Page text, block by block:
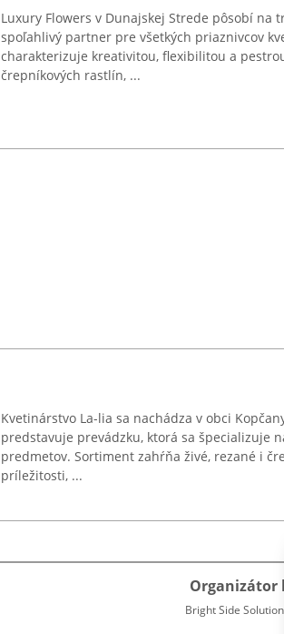
Luxury Flowers v Dunajskej Strede pôsobí na
spoľahlivý partner pre všetkých priaznivcov
charakterizuje kreativitou, flexibilitou a
črepníkových rastlín, ...
Kvetinárstvo La-lia sa nachádza v obci
predstavuje prevádzku, ktorá sa špecializuje
predmetov. Sortiment zahŕňa živé, rezané i
príležitosti, ...
Organizátor
Bright Side